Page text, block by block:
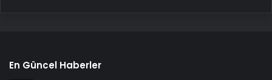
En Güncel Haberler